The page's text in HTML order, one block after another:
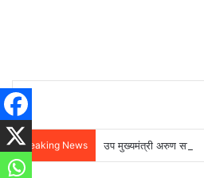
Breaking News उप मुख्यमंत्री अरुण साव ने